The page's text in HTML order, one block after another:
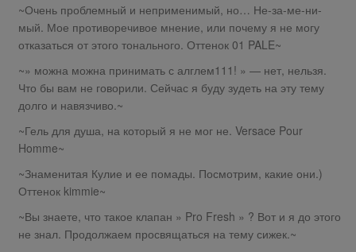
~Очень проблемный и неприменимый, но… Не-за-ме-ни-
мый. Мое противоречивое мнение, или почему я не могу
отказаться от этого тонального. Оттенок 01 PALE~
~» можна можна принимать с алглем111! » — нет, нельзя.
Что бы вам не говорили. Сейчас я буду зудеть на эту тему
долго и навязчиво.~
~Гель для душа, на который я не мог не. Versace Pour
Homme~
~Знаменитая Кулие и ее помады. Посмотрим, какие они.)
Оттенок kimmie~
~Вы знаете, что такое клапан » Pro Fresh » ? Вот и я до этого
не знал. Продолжаем просвящаться на тему сижек.~